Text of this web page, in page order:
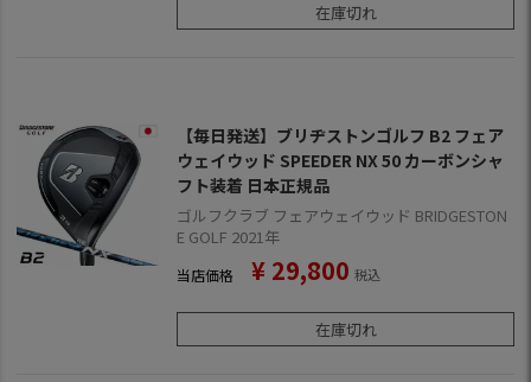
在庫切れ
【毎日発送】ブリヂストンゴルフ B2 フェア
ウェイウッド SPEEDER NX 50 カーボンシャ
フト装着 日本正規品
ゴルフクラブ フェアウェイウッド BRIDGESTON
E GOLF 2021年
当店価格 ¥ 29,800 税込
在庫切れ